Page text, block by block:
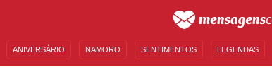
ANIVERSÁRIO NAMORO SENTIMENTOS LEGENDAS